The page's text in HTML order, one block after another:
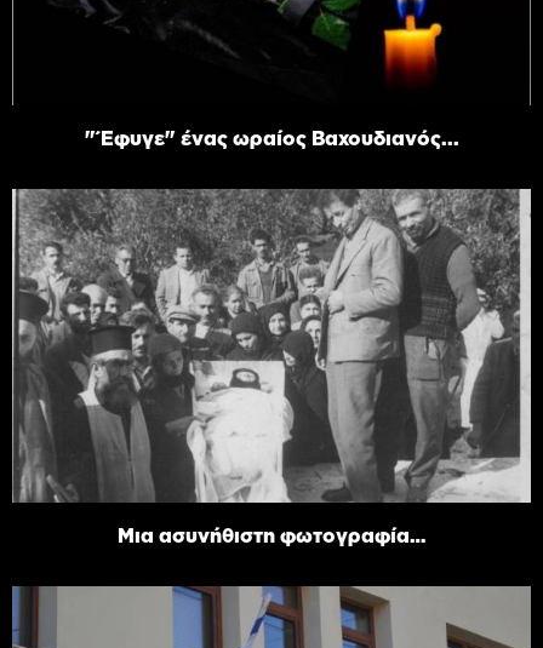
"Έφυγε" ένας ωραίος Βαχουδιανός...
Μια ασυνήθιστη φωτογραφία…